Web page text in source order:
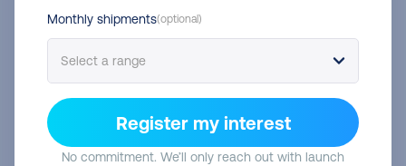
bol.com
Koppel je bol.com webshop binnen 2 minuten aan
100+ vervoerders met onze gratis integratie.
Maak je gratis account aan
Monthly shipments(optional)
Register my interest
No commitment. We’ll only reach out with launch